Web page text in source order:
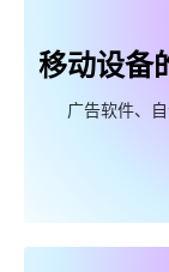
移动设备
广告软件、